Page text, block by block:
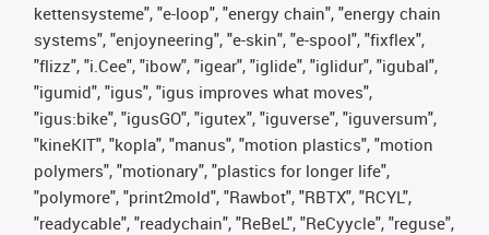
kettensysteme", "e-loop", "energy chain", "energy chain
systems", "enjoyneering", "e-skin", "e-spool", "fixflex",
"flizz", "i.Cee", "ibow", "igear", "iglide", "iglidur", "igubal",
"igumid", "igus", "igus improves what moves",
"igus:bike", "igusGO", "igutex", "iguverse", "iguversum",
"kineKIT", "kopla", "manus", "motion plastics", "motion
polymers", "motionary", "plastics for longer life",
"polymore", "print2mold", "Rawbot", "RBTX", "RCYL",
"readycable", "readychain", "ReBeL", "ReCyycle", "reguse",